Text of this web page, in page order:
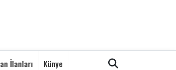
İlanları Künye